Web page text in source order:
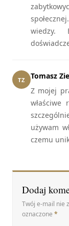
wiedzy.
TZ Tomasz
Z mojej
właściwe
używam
czemu
Dodaj
Twój e-mail nie
oznaczone *